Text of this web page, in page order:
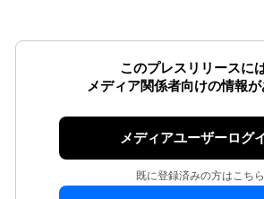
このプレスリリースには
メディア関係者向けの情報
メディアユーザーログ
既に登録済みの方はこちら